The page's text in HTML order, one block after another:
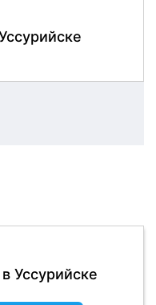
Уссурийске